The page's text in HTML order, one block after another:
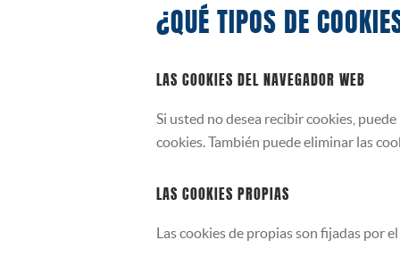
¿QUÉ TIPOS DE
LAS COOKIES DEL NAVEGADOR WEB
Si usted no desea recibir cookies,
cookies. También puede eliminar las
LAS COOKIES PROPIAS
Las cookies de propias son fijadas por